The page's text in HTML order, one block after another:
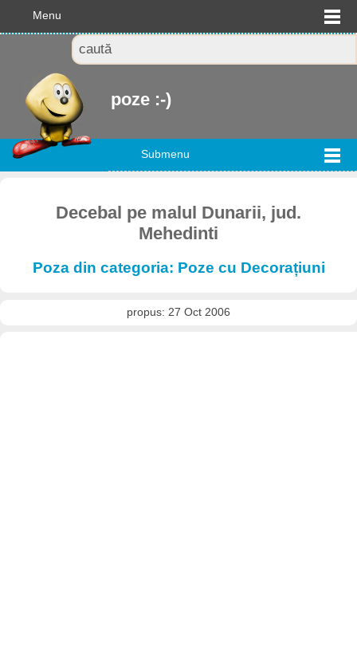
Menu
poze :-)
Submenu
Decebal pe malul Dunarii, jud.
Mehedinti
Poza din categoria: Poze cu Decorațiuni
propus: 27 Oct 2006